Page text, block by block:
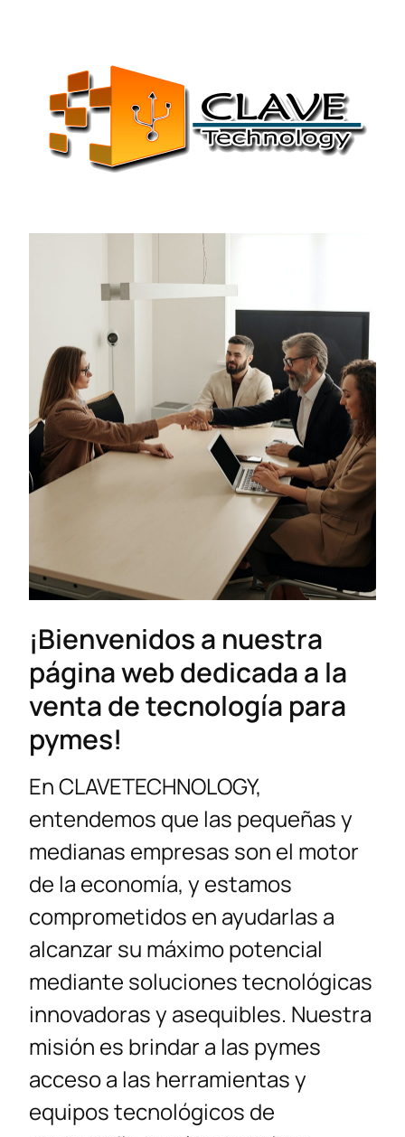
¡Bienvenidos a nuestra
página web dedicada a la
venta de tecnología para
pymes!
En CLAVETECHNOLOGY,
entendemos que las pequeñas y
medianas empresas son el motor
de la economía, y estamos
comprometidos en ayudarlas a
alcanzar su máximo potencial
mediante soluciones tecnológicas
innovadoras y asequibles. Nuestra
misión es brindar a las pymes
acceso a las herramientas y
equipos tecnológicos de